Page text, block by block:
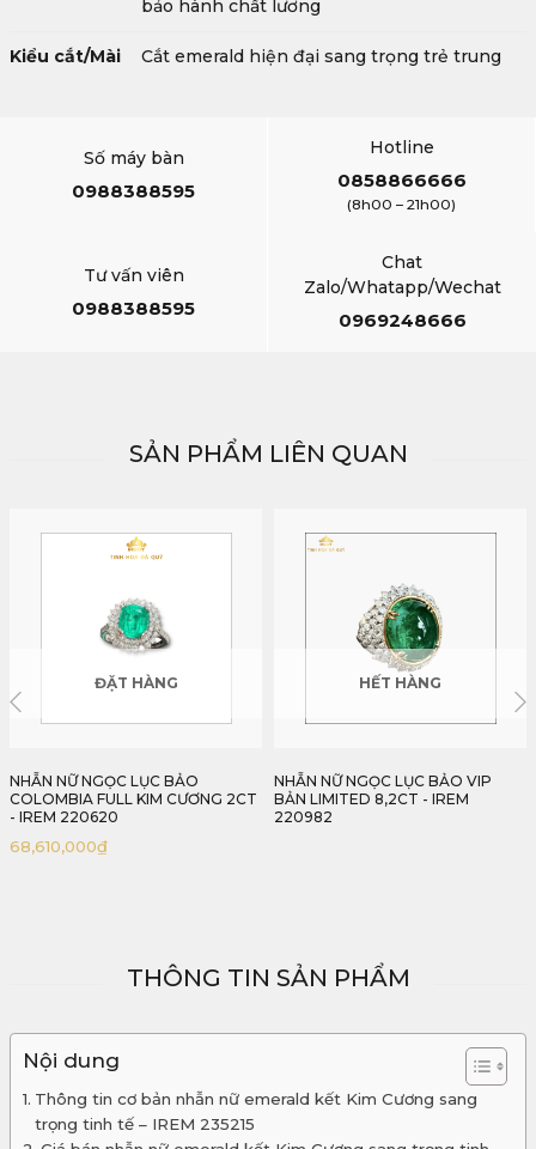
bảo hành chất lương
Kiểu cắt/Mài Cắt emerald hiện đại sang trọng trẻ trung
Số máy bàn
0988388595
Hotline
0858866666
(8h00 – 21h00)
Tư vấn viên
0988388595
Chat
Zalo/Whatapp/Wechat
0969248666
SẢN PHẨM LIÊN QUAN
HẾT HÀNG
NHẪN NỮ NGỌC LỤC BẢO VIP
BẢN LIMITED 8,2CT - IREM
220982
HẾT HÀNG
NHẪN NỮ EMERALD KẾT KIM
CƯƠNG SANG TRỌNG TINH TẾ -
IREM 235215
THÔNG TIN SẢN PHẨM
Nội dung
Thông tin cơ bản nhẫn nữ emerald kết Kim Cương sang
trọng tinh tế – IREM 235215